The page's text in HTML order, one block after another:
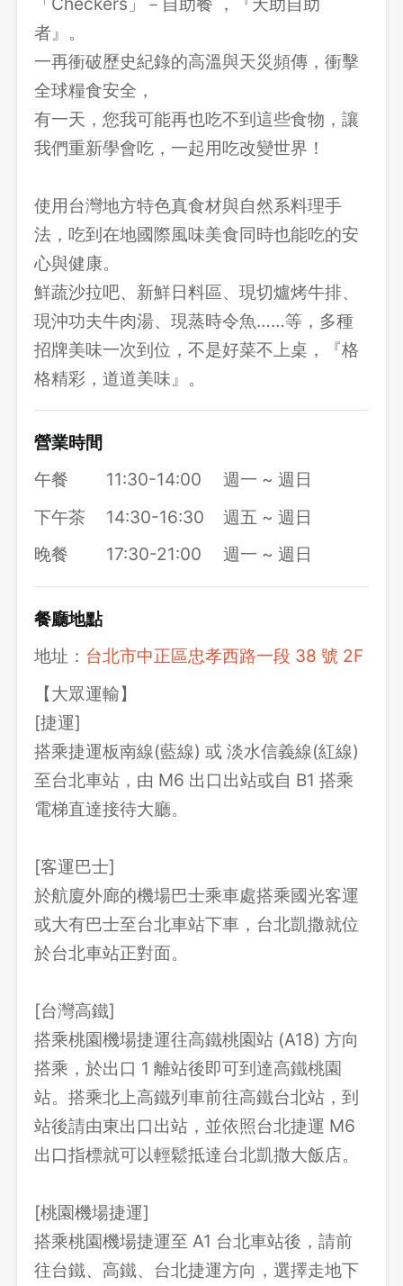
者』。
一再衝破歷史紀錄的高溫與天災頻傳，衝擊
全球糧食安全，
有一天，您我可能再也吃不到這些食物，讓
我們重新學會吃，一起用吃改變世界！
使用台灣地方特色真食材與自然系料理手
法，吃到在地國際風味美食同時也能吃的安
心與健康。
鮮蔬沙拉吧、新鮮日料區、現切爐烤牛排、
現沖功夫牛肉湯、現蒸時令魚……等，多種
招牌美味一次到位，不是好菜不上桌，『格
格精彩，道道美味』。
營業時間
午餐
11:30-14:00
週一 ~ 週日
下午茶
14:30-16:30
週五 ~ 週日
晚餐
17:30-21:00 週一 ~ 週日
餐廳地點
地址： 台北市中正區忠孝西路一段 38 號 2F
【大眾運輸】
[捷運]
搭乘捷運板南線(藍線) 或 淡水信義線(紅線)
至台北車站，由 M6 出口出站或自 B1 搭乘
電梯直達接待大廳。
[客運巴士]
於航廈外廊的機場巴士乘車處搭乘國光客運
或大有巴士至台北車站下車，台北凱撒就位
於台北車站正對面。
[台灣高鐵]
搭乘桃園機場捷運往高鐵桃園站 (A18) 方向
搭乘，於出口 1 離站後即可到達高鐵桃園
站。搭乘北上高鐵列車前往高鐵台北站，到
站後請由東出口出站，並依照台北捷運 M6
出口指標就可以輕鬆抵達台北凱撒大飯店。
[桃園機場捷運]
搭乘桃園機場捷運至 A1 台北車站後，請前
往台鐵、高鐵、台北捷運方向，選擇走地下